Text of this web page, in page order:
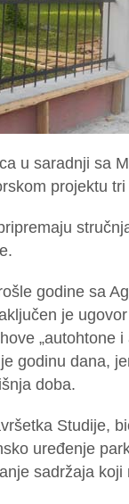
u saradnji sa
projektu
godine sa
je
„autohtone
godinu dana,
doba.
Studije,
uređenje
sadržaja